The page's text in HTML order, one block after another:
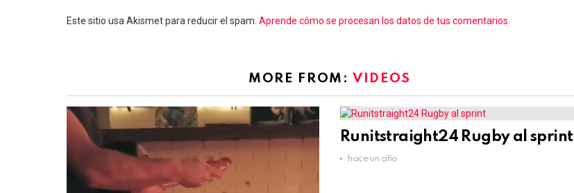
Este sitio usa Akismet para reducir el spam. Aprende cómo se procesan los datos de tus comentarios.
MORE FROM:VIDEOS
Runitstraight24 Rugby al sprint
hace un año